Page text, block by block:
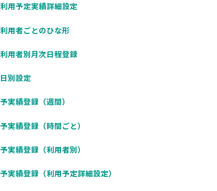
利用予定実績詳細設定
利用者ごとのひな形
利用者別月次日程登録
日別設定
予実績登録（週間）
予実績登録（時間ごと）
予実績登録（利用者別）
予実績登録（利用予定詳細設定）